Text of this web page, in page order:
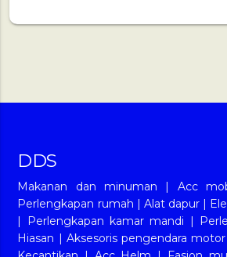
DDS
Makanan dan minuman | Acc
Perlengkapan rumah | Alat dapur|
|
Perlengkapan kamar mandi |
Hiasan | Aksesoris pengendara motor